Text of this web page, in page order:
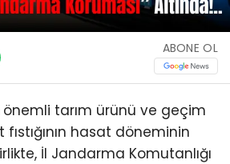
ABONE OL
önemli tarım ürünü ve geçim
fıstığının hasat döneminin
İl Jandarma Komutanlığı